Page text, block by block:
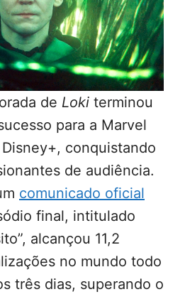
de Loki terminou
para a Marvel
conquistando
de audiência.
comunicado oficial
final, intitulado
alcançou 11,2
no mundo todo
três dias, superando o